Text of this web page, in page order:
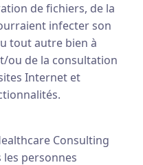
de fichiers, de la
infecter son
tout autre bien à
ou de la consultation
Internet et
Consulting
les personnes